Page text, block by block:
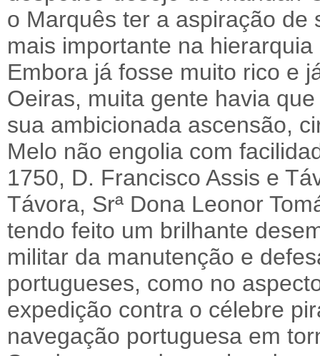
o Marquês ter a aspiração
mais importante na
Embora já fosse muito rico e
Oeiras, muita gente havia
sua ambicionada ascensão,
Melo não engolia com
1750, D. Francisco Assis e
Távora, Srª Dona Leonor
tendo feito um brilhante
militar da manutenção e
portugueses, como no
expedição contra o célebre
navegação portuguesa em